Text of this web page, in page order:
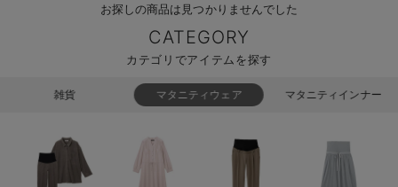
ベビー セットアップ
ベビー帽子（新生児・乳児）
授乳・調乳・お食事
赤ちゃん 洗剤・洗濯用品・お掃除
【素材別】ベビーロンパース特集
【アウトレット】ベビー
ブラトップ
快適機能ウェア特集 トップス
インナー
ベビー
MAX55%OFF ブラックフ
王道シンプル派
カジュアル
あったかアイテム｜
男の子におススメの
もらって嬉しいギフト
何枚あっても嬉しい
カップ付きインナー
裏起毛素材
お探しの商品は見つかりませんでした
CATEGORY
カテゴリでアイテムを探す
雑貨 マタニティウェア マタニティインナー